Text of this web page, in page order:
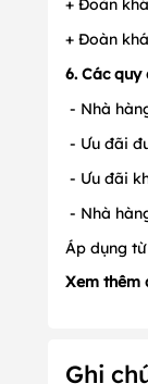
+ Đoàn
6. Các quy
- Nhà
- Ưu đãi
- Ưu đãi
- Nhà
Áp dụng
Xem thêm
+ Đoàn
Ghi